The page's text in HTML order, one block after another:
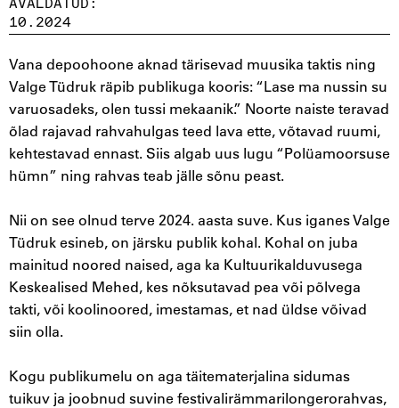
10.2024
Vana depoohoone aknad tärisevad muusika taktis ning
Valge Tüdruk räpib publikuga kooris: “Lase ma nussin su
varuosadeks, olen tussi mekaanik.” Noorte naiste teravad
õlad rajavad rahvahulgas teed lava ette, võtavad ruumi,
kehtestavad ennast. Siis algab uus lugu “Polüamoorsuse
hümn” ning rahvas teab jälle sõnu peast.
Nii on see olnud terve 2024. aasta suve. Kus iganes Valge
Tüdruk esineb, on järsku publik kohal. Kohal on juba
mainitud noored naised, aga ka Kultuurikalduvusega
Keskealised Mehed, kes nõksutavad pea või põlvega
takti, või koolinoored, imestamas, et nad üldse võivad
siin olla.
Kogu publikumelu on aga täitematerjalina sidumas
tuikuv ja joobnud suvine festivalirämmarilongerorahvas,